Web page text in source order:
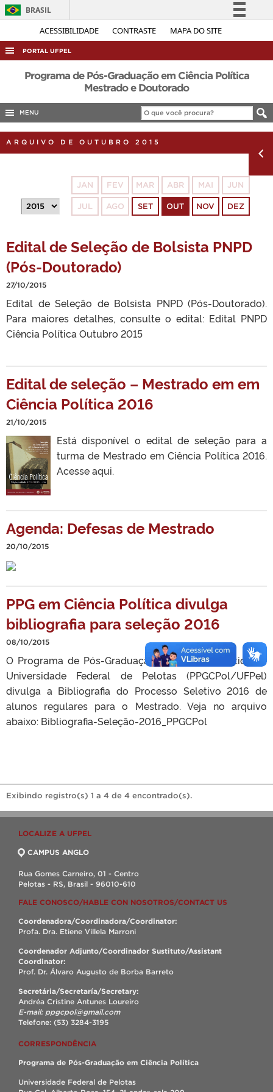
ACESSIBILIDADE CONTRASTE MAPA DO SITE
BRASIL
Simplifique!
Acesso à informação
Legislação
Canais
PORTAL UFPEL
ACESSO À INFORMAÇÃO
COBALTO
CONCURSOS
EDITAIS
INTERNACIONAL
PORTARIAS
Programa de Pós-Graduação em Ciência Política
Mestrado e Doutorado
MENU
ARQUIVO DE OUTUBRO 2015
JAN FEV MAR ABR MAI JUN
JUL AGO SET OUT NOV DEZ
Edital de Seleção de Bolsista PNPD
(Pós-Doutorado)
27/10/2015
Edital de Seleção de Bolsista PNPD (Pós-Doutorado).
Para maiores detalhes, consulte o edital: Edital PNPD
Ciência Política Outubro 2015
Edital de seleção – Mestrado em em
Ciência Política 2016
21/10/2015
Está disponível o edital de seleção para a
turma de Mestrado em Ciência Política 2016.
Acesse aqui.
Agenda: Defesas de Mestrado
20/10/2015
PPG em Ciência Política divulga
bibliografia para seleção 2016
08/10/2015
O Programa de Pós-Graduação em Ciência Política da
Universidade Federal de Pelotas (PPGCPol/UFPel)
divulga a Bibliografia do Processo Seletivo 2016 de
alunos regulares para o Mestrado. Veja no arquivo
abaixo: Bibliografia-Seleção-2016_PPGCPol
Exibindo registro(s) 1 a 4 de 4 encontrado(s).
LOCALIZE A UFPEL
CAMPUS ANGLO
Rua Gomes Carneiro, 01 - Centro
Pelotas - RS, Brasil - 96010-610
FALE CONOSCO/HABLE CON NOSOTROS/CONTACT US
Coordenadora/Coordinadora/Coordinator:
Profa. Dra. Etiene Villela Marroni
Coordenador Adjunto/Coordinador Sustituto/Assistant
Coordinator:
Prof. Dr. Álvaro Augusto de Borba Barreto
Secretária/Secretaría/Secretary:
Andréa Cristine Antunes Loureiro
E-mail: ppgcpol@gmail.com
Telefone: (53) 3284-3195
CORRESPONDÊNCIA
Programa de Pós-Graduação em Ciência Política
Universidade Federal de Pelotas